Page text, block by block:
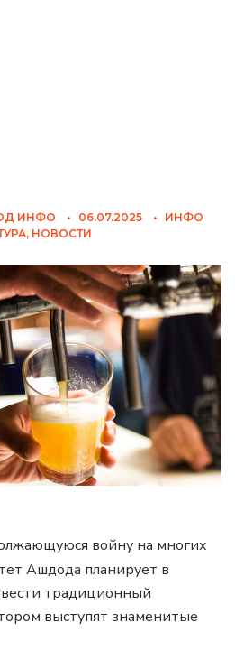
ИНФО • 06.07.2025 •
ИНФО
, НОВОСТИ
войну на многих
Ашдода планирует в
традиционный
выступят знаменитые